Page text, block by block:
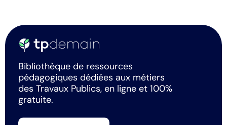
Bibliothèque de ressources
pédagogiques dédiées aux métiers
des Travaux Publics, en ligne et 100%
gratuite.